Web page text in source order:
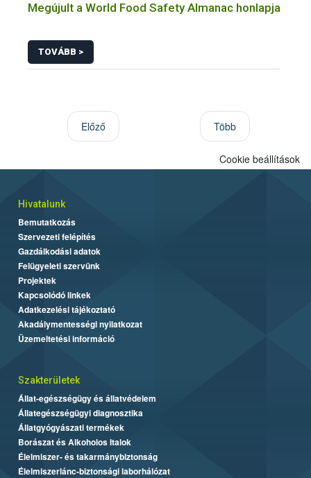
Megújult a World Food Safety Almanac honlapja
TOVÁBB >
Előző Több
Cookie beállítások
Hivatalunk
Bemutatkozás
Szervezeti felépítés
Gazdálkodási adatok
Felügyeleti szervünk
Projektek
Kapcsolódó linkek
Adatkezelési tájékoztató
Akadálymentességi nyilatkozat
Üzemeltetési információ
Szakterületek
Állat-egészségügy és állatvédelem
Állategészségügyi diagnosztika
Állatgyógyászati termékek
Borászat és Alkoholos Italok
Élelmiszer- és takarmánybiztonság
Élelmiszerlánc-biztonsági laborhálózat